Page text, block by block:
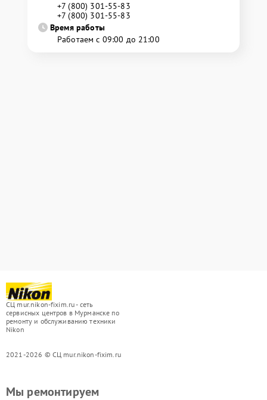
+7 (800) 301-55-83
+7 (800) 301-55-83
Время работы
Работаем с 09:00 до 21:00
СЦ mur.nikon-fixim.ru - сеть
сервисных центров в Мурманске по
ремонту и обслуживанию техники
Nikon
2021-2026 © СЦ mur.nikon-fixim.ru
Мы ремонтируем